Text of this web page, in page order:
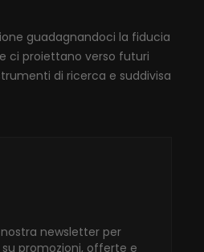
guadagnandoci la fiducia
ci proiettano verso futuri
di ricerca e suddivisa
newsletter per
promozioni, offerte e